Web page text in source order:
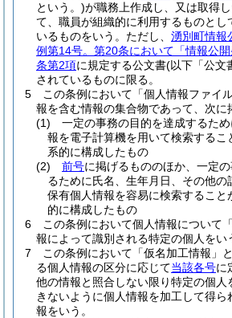
という。)が職務上作成し、又は取得
て、職員が組織的に利用するものとし
いるものをいう。 ただし、 湧別町情報
例第14号。第20条において「情報公
条第2項に規定する公文書(以下「公文
されているものに限る。
5
この条例において「個人情報ファイ
報を含む情報の集合物であって、次に
(1)
一定の事務の目的を達成するた
報を電子計算機を用いて検索するこ
系的に構成したもの
(2)
前号に掲げるもののほか、一定
るために氏名、生年月日、その他の
保有個人情報を容易に検索すること
的に構成したもの
6
この条例において個人情報について
報によって識別される特定の個人をい
7
この条例において「仮名加工情報」と
る個人情報の区分に応じて当該各号に
他の情報と照合しない限り特定の個人
きないように個人情報を加工して得
報をいう。